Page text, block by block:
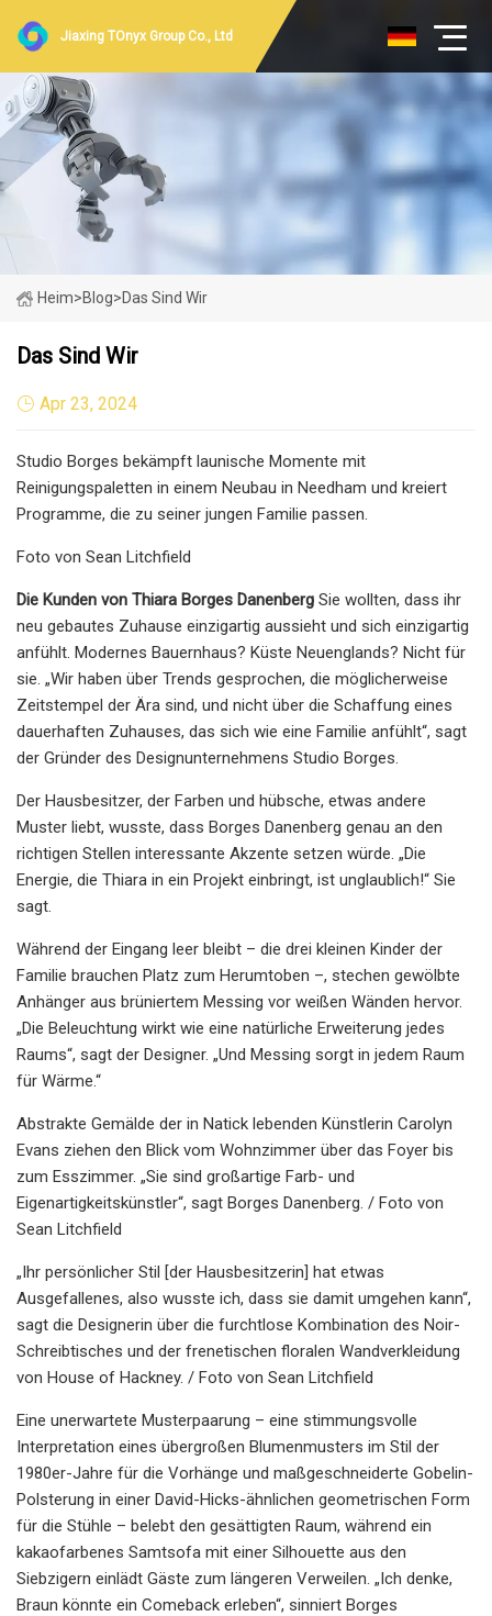
Jiaxing TOnyx Group Co., Ltd
Heim>Blog>Das Sind Wir
Das Sind Wir
Apr 23, 2024
Studio Borges bekämpft launische Momente mit
Reinigungspaletten in einem Neubau in Needham und kreiert
Programme, die zu seiner jungen Familie passen.
Foto von Sean Litchfield
Die Kunden von Thiara Borges Danenberg Sie wollten, dass ihr
neu gebautes Zuhause einzigartig aussieht und sich einzigartig
anfühlt. Modernes Bauernhaus? Küste Neuenglands? Nicht für
sie. „Wir haben über Trends gesprochen, die möglicherweise
Zeitstempel der Ära sind, und nicht über die Schaffung eines
dauerhaften Zuhauses, das sich wie eine Familie anfühlt“, sagt
der Gründer des Designunternehmens Studio Borges.
Der Hausbesitzer, der Farben und hübsche, etwas andere
Muster liebt, wusste, dass Borges Danenberg genau an den
richtigen Stellen interessante Akzente setzen würde. „Die
Energie, die Thiara in ein Projekt einbringt, ist unglaublich!“ Sie
sagt.
Während der Eingang leer bleibt – die drei kleinen Kinder der
Familie brauchen Platz zum Herumtoben –, stechen gewölbte
Anhänger aus brüniertem Messing vor weißen Wänden hervor.
„Die Beleuchtung wirkt wie eine natürliche Erweiterung jedes
Raums“, sagt der Designer. „Und Messing sorgt in jedem Raum
für Wärme.“
Abstrakte Gemälde der in Natick lebenden Künstlerin Carolyn
Evans ziehen den Blick vom Wohnzimmer über das Foyer bis
zum Esszimmer. „Sie sind großartige Farb- und
Eigenartigkeitskünstler“, sagt Borges Danenberg. / Foto von
Sean Litchfield
„Ihr persönlicher Stil [der Hausbesitzerin] hat etwas
Ausgefallenes, also wusste ich, dass sie damit umgehen kann“,
sagt die Designerin über die furchtlose Kombination des Noir-
Schreibtisches und der frenetischen floralen Wandverkleidung
von House of Hackney. / Foto von Sean Litchfield
Eine unerwartete Musterpaarung – eine stimmungsvolle
Interpretation eines übergroßen Blumenmusters im Stil der
1980er-Jahre für die Vorhänge und maßgeschneiderte Gobelin-
Polsterung in einer David-Hicks-ähnlichen geometrischen Form
für die Stühle – belebt den gesättigten Raum, während ein
kakaofarbenes Samtsofa mit einer Silhouette aus den
Siebzigern einlädt Gäste zum längeren Verweilen. „Ich denke,
Braun könnte ein Comeback erleben“, sinniert Borges